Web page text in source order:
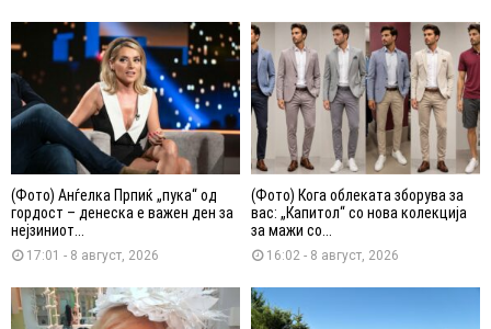
(Фото) Анѓелка Прпиќ „пука“ од
гордост – денеска е важен ден за
нејзиниот...
17:01 - 8 август, 2026
(Фото) Кога облеката зборува за
вас: „Капитол“ со нова колекција
за мажи со...
16:02 - 8 август, 2026